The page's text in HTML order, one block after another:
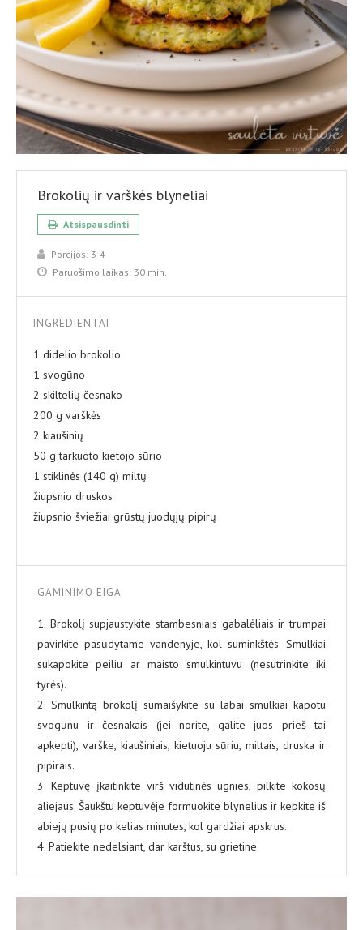
Brokolių ir varškės blyneliai
Atsispausdinti
Porcijos: 3-4
Paruošimo laikas: 30 min.
INGREDIENTAI
1 didelio brokolio
1 svogūno
2 skiltelių česnako
200 g varškės
2 kiaušinių
50 g tarkuoto kietojo sūrio
1 stiklinės (140 g) miltų
žiupsnio druskos
žiupsnio šviežiai grūstų juodųjų pipirų
GAMINIMO EIGA
1. Brokolį supjaustykite stambesniais gabalėliais ir trumpai
pavirkite pasūdytame vandenyje, kol suminkštės. Smulkiai
sukapokite peiliu ar maisto smulkintuvu (nesutrinkite iki
tyrės).
2. Smulkintą brokolį sumaišykite su labai smulkiai kapotu
svogūnu ir česnakais (jei norite, galite juos prieš tai
apkepti), varške, kiaušiniais, kietuoju sūriu, miltais, druska ir
pipirais.
3. Keptuvę įkaitinkite virš vidutinės ugnies, pilkite kokosų
aliejaus. Šaukštu keptuvėje formuokite blynelius ir kepkite iš
abiejų pusių po kelias minutes, kol gardžiai apskrus.
4. Patiekite nedelsiant, dar karštus, su grietine.